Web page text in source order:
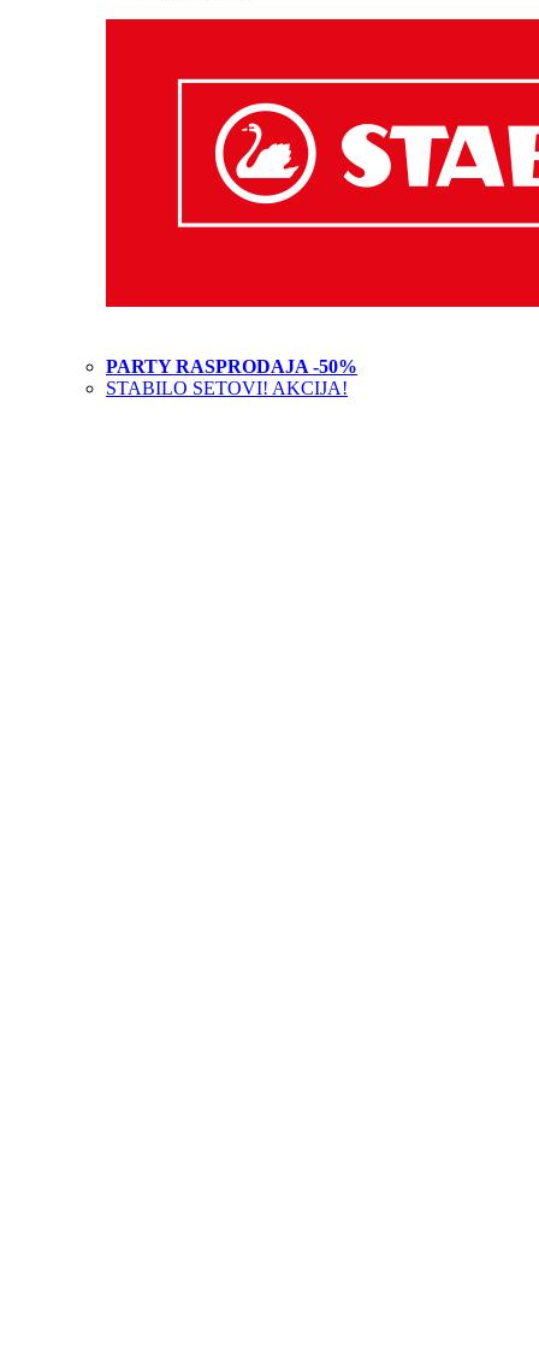
PARTY RASPRODAJA -50%
STABILO SETOVI! AKCIJA!